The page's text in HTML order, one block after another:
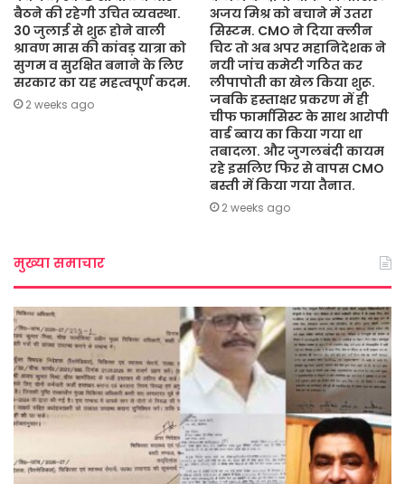
बैठने की रहेगी उचित व्यवस्था.
30 जुलाई से शुरू होने वाली
श्रावण मास की कांवड़ यात्रा को
सुगम व सुरक्षित बनाने के लिए
सरकार का यह महत्वपूर्ण कदम.
2 weeks ago
अजय मिश्र को बचाने में उतरा
सिस्टम. CMO ने दिया क्लीन
चिट तो अब अपर महानिदेशक ने
नयी जांच कमेटी गठित कर
लीपापोती का खेल किया शुरू.
जबकि हस्ताक्षर प्रकरण में ही
चीफ फार्मासिस्ट के साथ आरोपी
वार्ड ब्वाय का किया गया था
तबादला. और जुगलबंदी कायम
रहे इसलिए फिर से वापस CMO
बस्ती में किया गया तैनात.
2 weeks ago
मुख्या समाचार